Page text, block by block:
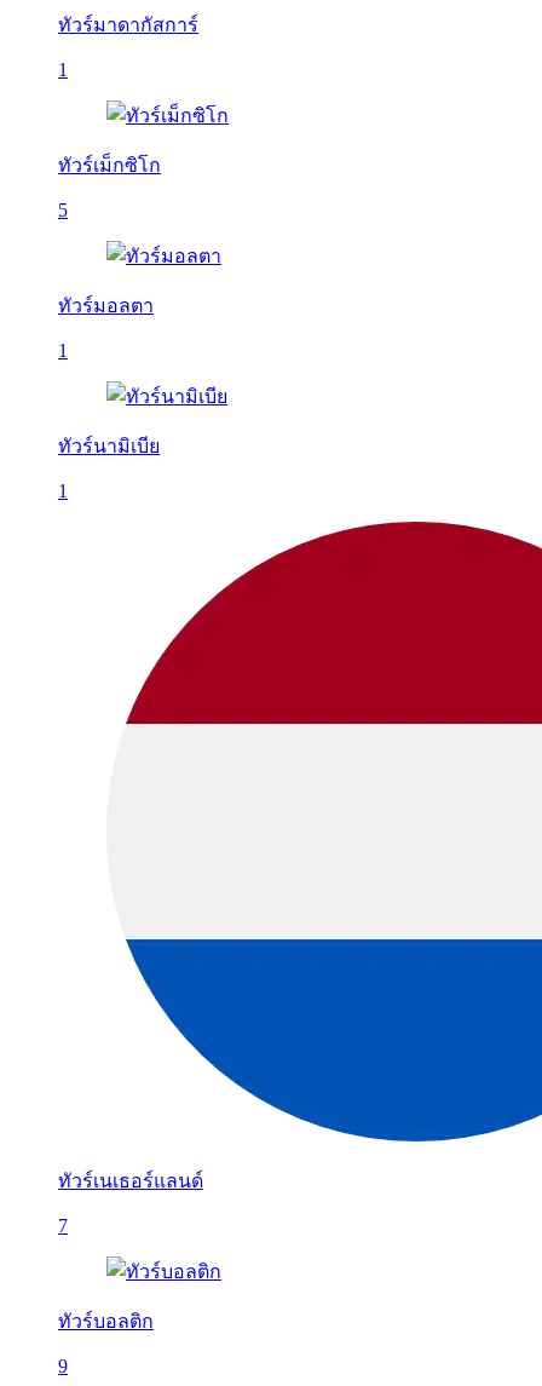
ทัวร์มาดากัสการ์
1
ทัวร์เม็กซิโก
5
ทัวร์มอลตา
1
ทัวร์นามิเบีย
1
ทัวร์เนเธอร์แลนด์
7
ทัวร์บอลติก
9